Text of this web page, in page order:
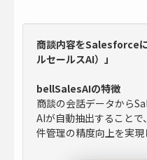
商談内容をSalesforce
ルセールスAI）」
bellSalesAIの特徴
商談の会話データから
AIが自動抽出すること
件管理の精度向上を実現